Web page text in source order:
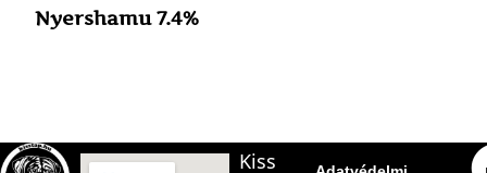
Nyershamu 7.4%
Kiss